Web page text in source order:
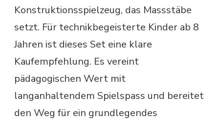
Konstruktionsspielzeug, das Massstäbe
setzt. Für technikbegeisterte Kinder ab 8
Jahren ist dieses Set eine klare
Kaufempfehlung. Es vereint
pädagogischen Wert mit
langanhaltendem Spielspass und bereitet
den Weg für ein grundlegendes